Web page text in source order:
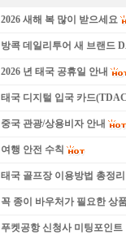
2026 새해 복 많이 받으세요
방콕 데일리투어 새 브랜드
2026 년 태국 공휴일 안내
태국 디지털 입국 카드
중국 관광/상용비자 안내
여행 안전 수칙
태국 골프장 이용방법 총정리
꼭 종이 바우처가 필요한 상
푸켓공항 신청사 미팅포인트